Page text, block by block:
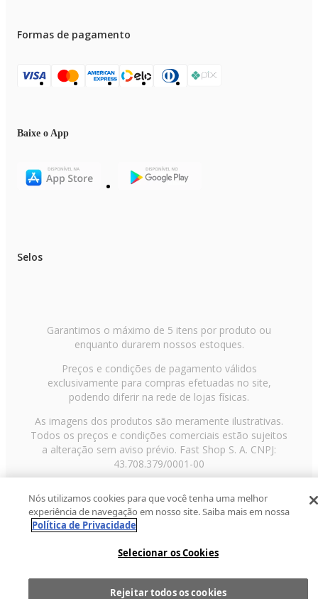
Formas de pagamento
Baixe o App
Selos
Garantimos o máximo de 5 itens por produto ou
enquanto durarem nossos estoques.
Preços e condições de pagamento válidos
exclusivamente para compras efetuadas no site,
podendo diferir na rede de lojas físicas.
As imagens dos produtos são meramente ilustrativas.
Todos os preços e condições comerciais estão sujeitos
a alteração sem aviso prévio. Fast Shop S. A. CNPJ:
43.708.379/0001-00
Paulo/SP, CEP 02029-001, Telefone: 11 3003-3728 ©
2013 Fast Shop - Todos os direitos reservadosRF
Nós utilizamos cookies para que você tenha uma melhor
experiência de navegação em nosso site. Saiba mais em nossa
Política de Privacidade
Selecionar os Cookies
Rejeitar todos os cookies